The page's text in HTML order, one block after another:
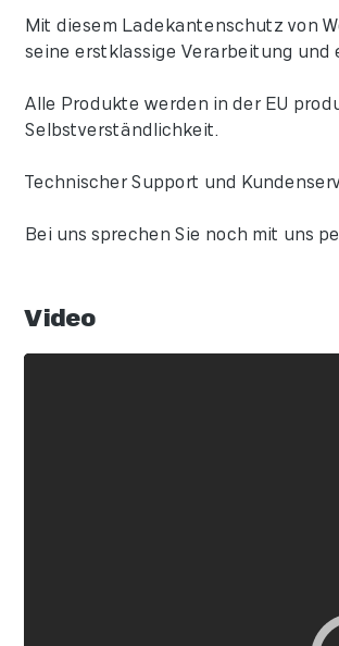
Mit diesem Ladekantenschutz von
seine erstklassige Verarbeitung
Alle Produkte werden in der EU
Selbstverständlichkeit.
Technischer Support und
Bei uns sprechen Sie noch mit uns
Video